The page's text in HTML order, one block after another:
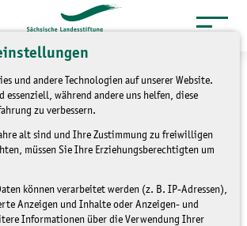
und andere Technologien auf unserer Website.
essenziell, während andere uns helfen, diese
zu verbessern.
alt sind und Ihre Zustimmung zu freiwilligen
müssen Sie Ihre Erziehungsberechtigten um
können verarbeitet werden (z. B. IP-Adressen),
Anzeigen und Inhalte oder Anzeigen- und
Informationen über die Verwendung Ihrer
» Digitale
Wald